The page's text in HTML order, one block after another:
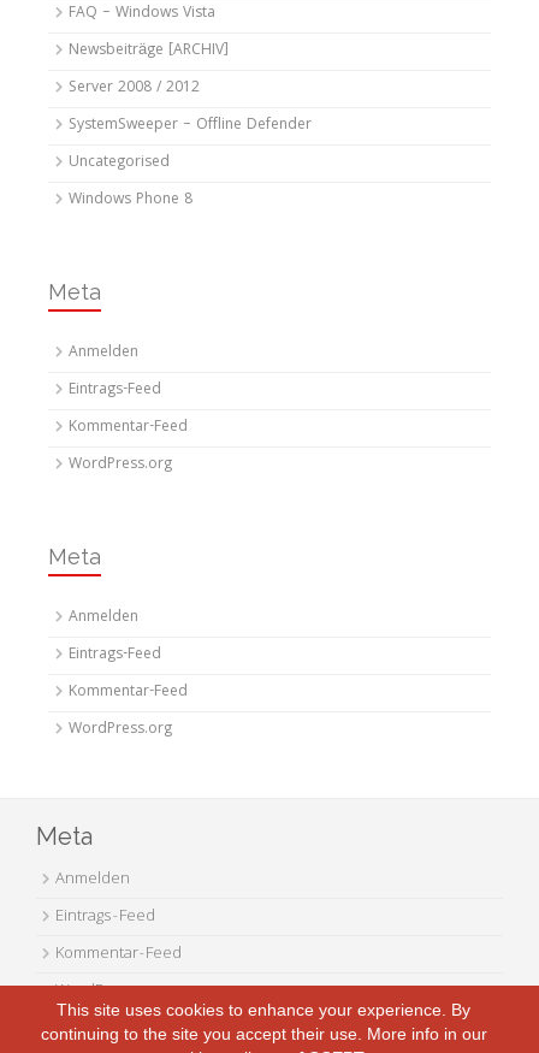
FAQ – Windows Vista
Newsbeiträge [ARCHIV]
Server 2008 / 2012
SystemSweeper – Offline Defender
Uncategorised
Windows Phone 8
Meta
Anmelden
Eintrags-Feed
Kommentar-Feed
WordPress.org
Meta
Anmelden
Eintrags-Feed
Kommentar-Feed
WordPress.org
This site uses cookies to enhance your experience. By
continuing to the site you accept their use. More info in our
Meta
Anmelden
Eintrags-Feed
Kommentar-Feed
WordPress.org